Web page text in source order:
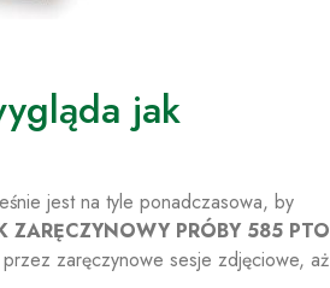
jak
jest na tyle ponadczasowa, by
ZARĘCZYNOWY PRÓBY 585 PTO
zaręczynowe sesje zdjęciowe, aż